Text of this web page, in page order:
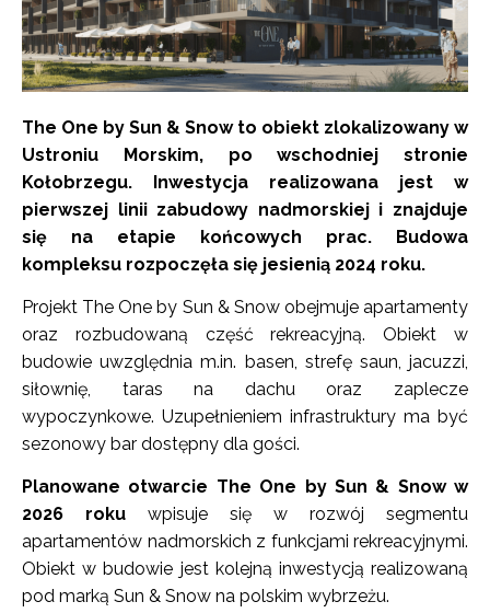
The One by Sun & Snow to obiekt zlokalizowany w
Ustroniu Morskim, po wschodniej stronie
Kołobrzegu. Inwestycja realizowana jest w
pierwszej linii zabudowy nadmorskiej i znajduje
się na etapie końcowych prac. Budowa
kompleksu rozpoczęła się jesienią 2024 roku.
Projekt The One by Sun & Snow obejmuje apartamenty
oraz rozbudowaną część rekreacyjną. Obiekt w
budowie uwzględnia m.in. basen, strefę saun, jacuzzi,
siłownię, taras na dachu oraz zaplecze
wypoczynkowe. Uzupełnieniem infrastruktury ma być
sezonowy bar dostępny dla gości.
Planowane otwarcie The One by Sun & Snow w
2026 roku wpisuje się w rozwój segmentu
apartamentów nadmorskich z funkcjami rekreacyjnymi.
Obiekt w budowie jest kolejną inwestycją realizowaną
pod marką Sun & Snow na polskim wybrzeżu.